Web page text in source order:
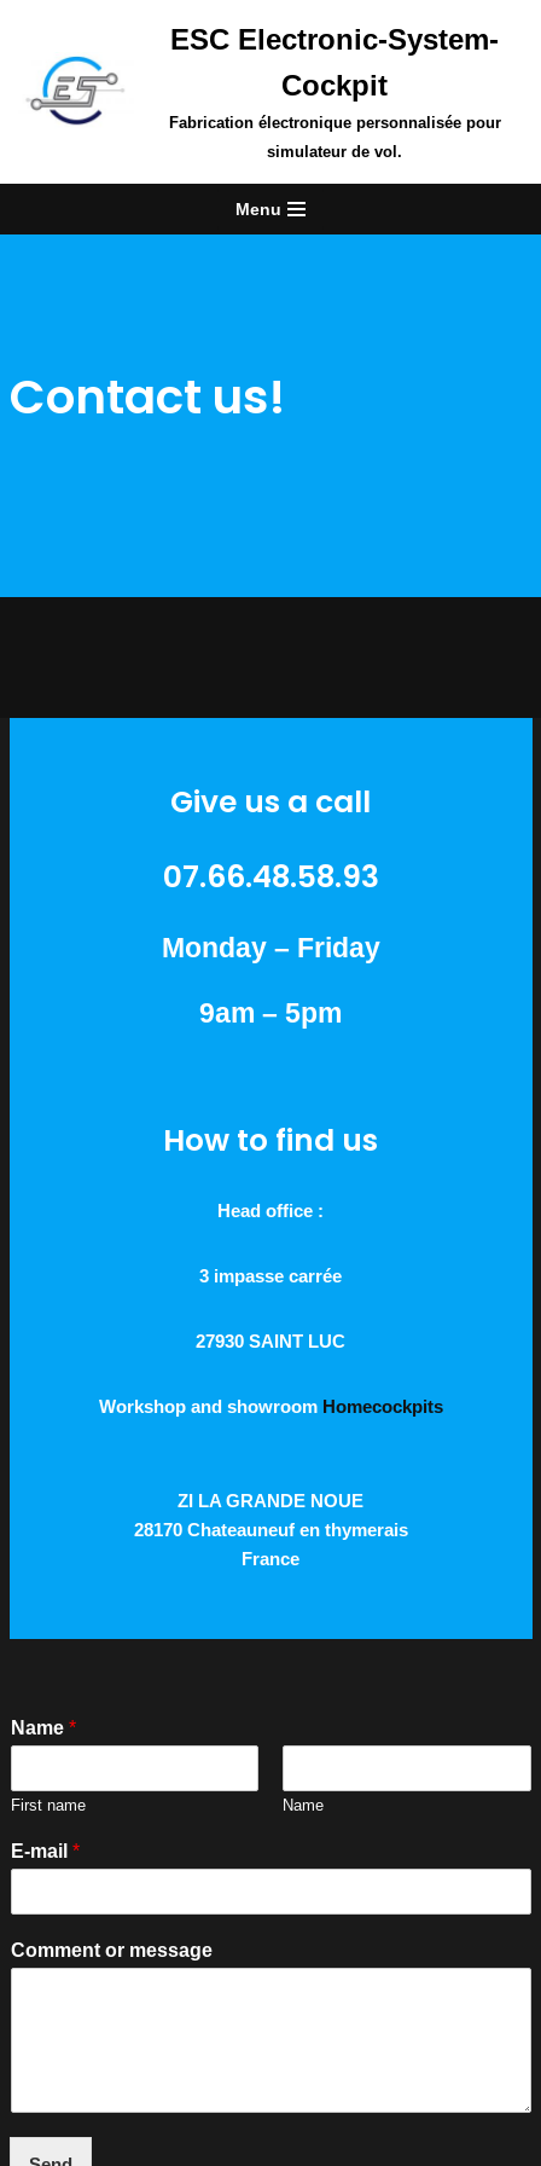
Skip
to
content
ESC Electronic-System-
Cockpit
Fabrication électronique personnalisée pour
simulateur de vol.
Menu
Contact us!
Give us a call
07.66.48.58.93
Monday – Friday
9am – 5pm
How to find us
Head office :
3 impasse carrée
27930 SAINT LUC
Workshop and showroom Homecockpits
ZI LA GRANDE NOUE
28170 Chateauneuf en thymerais
France
Name *
First name Name
E-mail *
C
o
N
Comment or message